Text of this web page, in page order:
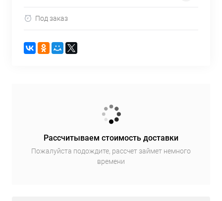
Под заказ
Рассчитываем стоимость доставки
Пожалуйста подождите, рассчет займет немного
времени